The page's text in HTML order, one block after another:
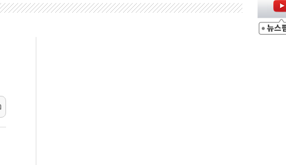
관측
38도 넘으면 중단
소될 듯